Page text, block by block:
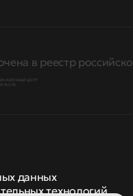
в реестр
данных
технологий